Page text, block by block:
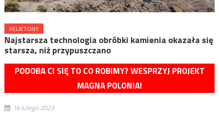
FELIETONY
Najstarsza technologia obróbki kamienia okazała się
starsza, niż przypuszczano
PODOBA CI SIĘ TO CO ROBIMY? WESPRZYJ PROJEKT
MAGNA POLONIA!
16 lutego 2023